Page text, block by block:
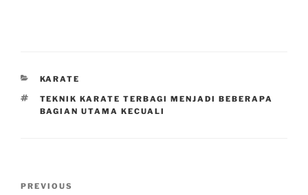
CATEGORIES
KARATE
TAGS
TEKNIK KARATE TERBAGI MENJADI BEBERAPA
BAGIAN UTAMA KECUALI
Previous
PREVIOUS